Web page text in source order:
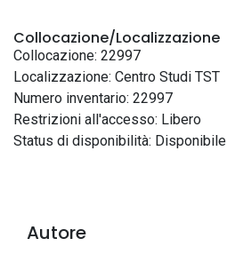
Collocazione/Localizzazione
Collocazione: 22997
Localizzazione: Centro Studi TST
Numero inventario: 22997
Restrizioni all'accesso: Libero
Status di disponibilità: Disponibile
Autore